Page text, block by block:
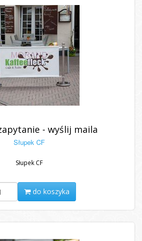
- wyślij maila
Słupek CF
Słupek CF
do koszyka